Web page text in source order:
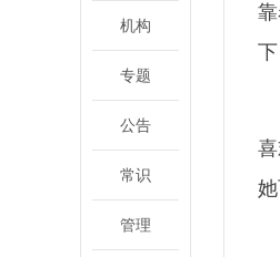
机构
专题
公告
常识
管理